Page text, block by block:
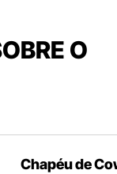
O
Chapéu de